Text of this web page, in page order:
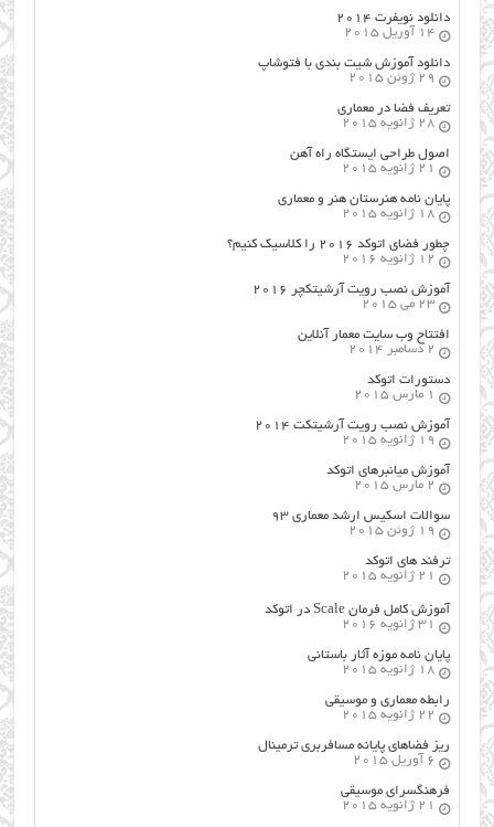
دانلود نویفرت ۲۰۱۴
14 آوریل 2015
دانلود آموزش شیت بندی با فتوشاپ
29 ژوئن 2015
تعریف فضا در معماری
28 ژانویه 2015
اصول طراحي ایستگاه راه آهن
21 ژانویه 2015
پایان نامه هنرستان هنر و معماري
18 ژانویه 2015
چطور فضای اتوکد ۲۰۱۶ را کلاسیک کنیم؟
12 ژانویه 2016
آموزش نصب رویت آرشیتکچر ۲۰۱۶
23 می 2015
افتتاح وب سایت معمار آنلاین
2 دسامبر 2014
دستورات اتوکد
1 مارس 2015
آموزش نصب رویت آرشیتکت ۲۰۱۴
19 ژانویه 2015
آموزش میانبرهای اتوکد
2 مارس 2015
سوالات اسکیس ارشد معماری ۹۳
19 ژوئن 2015
ترفند های اتوکد
21 ژانویه 2015
آموزش کامل فرمان Scale در اتوکد
31 ژانویه 2016
پایان نامه موزه آثار باستانی
18 ژانویه 2015
رابطه معماری و موسیقی
22 ژانویه 2015
ریز فضاهای پایانه مسافربری ترمینال
6 آوریل 2015
فرهنگسراي موسيقي
21 ژانویه 2015